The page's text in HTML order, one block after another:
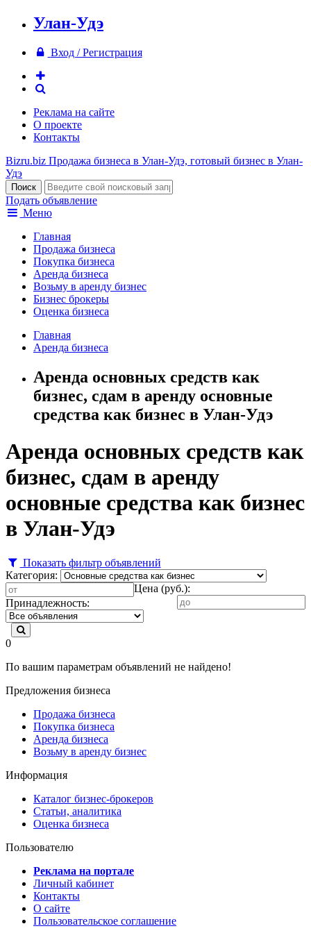
Улан-Удэ
Вход / Регистрация
Реклама на сайте
О проекте
Контакты
Bizru.biz Продажа бизнеса в Улан-Удэ, готовый бизнес в Улан-
Удэ
Подать объявление
Меню
Главная
Продажа бизнеса
Покупка бизнеса
Аренда бизнеса
Возьму в аренду бизнес
Бизнес брокеры
Оценка бизнеса
Главная
Аренда бизнеса
Аренда основных средств как
бизнес, сдам в аренду основные
средства как бизнес в Улан-Удэ
Аренда основных средств как
бизнес, сдам в аренду
основные средства как бизнес
в Улан-Удэ
Показать фильтр объявлений
Категория:
Цена (руб.):
Принадлежность:
0
По вашим параметрам объявлений не найдено!
Предложения бизнеса
Продажа бизнеса
Покупка бизнеса
Аренда бизнеса
Возьму в аренду бизнес
Информация
Каталог бизнес-брокеров
Статьи, аналитика
Оценка бизнеса
Пользователю
Реклама на портале
Личный кабинет
Контакты
О сайте
Пользовательское соглашение